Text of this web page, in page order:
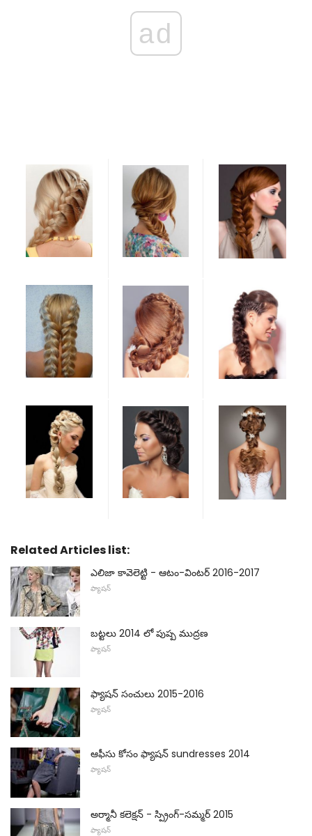
ad
Related Articles list:
ఎలిజా కావెలెట్టి - ఆటం-వింటర్ 2016-2017
ఫ్యాషన్
బట్టలు 2014 లో పుష్ప ముద్రణ
ఫ్యాషన్
ఫ్యాషన్ సంచులు 2015-2016
ఫ్యాషన్
ఆఫీసు కోసం ఫ్యాషన్ sundresses 2014
ఫ్యాషన్
అర్మానీ కలెక్షన్ - స్ప్రింగ్-సమ్మర్ 2015
ఫ్యాషన్